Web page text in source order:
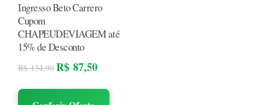
Ingresso Beto Carrero
Cupom
CHAPEUDEVIAGEM até
15% de Desconto
R$134,90 R$ 87,50